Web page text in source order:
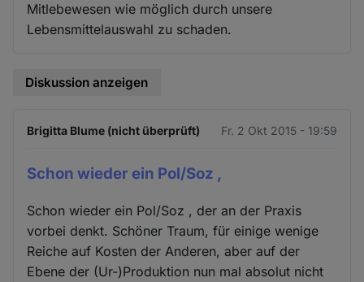
Mitlebewesen wie möglich durch unsere
Lebensmittelauswahl zu schaden.
Diskussion anzeigen
Brigitta Blume (nicht überprüft) Fr. 2 Okt 2015 - 19:59
Schon wieder ein Pol/Soz ,
Schon wieder ein Pol/Soz , der an der Praxis
vorbei denkt. Schöner Traum, für einige wenige
Reiche auf Kosten der Anderen, aber auf der
Ebene der (Ur-)Produktion nun mal absolut nicht